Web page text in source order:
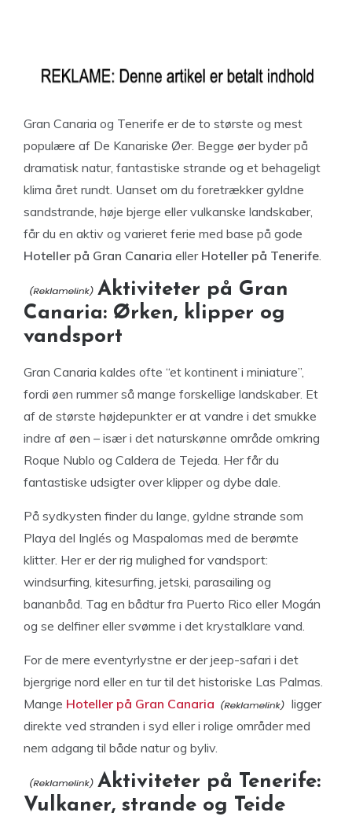
Gran Canaria og Tenerife er de to største og mest
populære af De Kanariske Øer. Begge øer byder på
dramatisk natur, fantastiske strande og et behageligt
klima året rundt. Uanset om du foretrækker gyldne
sandstrande, høje bjerge eller vulkanske landskaber,
får du en aktiv og varieret ferie med base på gode
Hoteller på Gran Canaria eller Hoteller på Tenerife
Aktiviteter på Gran
Canaria: Ørken, klipper og
vandsport
Gran Canaria kaldes ofte “et kontinent i miniature”,
fordi øen rummer så mange forskellige landskaber. Et
af de største højdepunkter er at vandre i det smukke
indre af øen – især i det naturskønne område omkring
Roque Nublo og Caldera de Tejeda. Her får du
fantastiske udsigter over klipper og dybe dale.
På sydkysten finder du lange, gyldne strande som
Playa del Inglés og Maspalomas med de berømte
klitter. Her er der rig mulighed for vandsport:
windsurfing, kitesurfing, jetski, parasailing og
bananbåd. Tag en bådtur fra Puerto Rico eller Mogán
og se delfiner eller svømme i det krystalklare vand.
For de mere eventyrlystne er der jeep-safari i det
bjergrige nord eller en tur til det historiske Las Palmas.
Mange Hoteller på Gran Canaria
ligger
direkte ved stranden i syd eller i rolige områder med
nem adgang til både natur og byliv.
Aktiviteter på Tenerife:
Vulkaner, strande og Teide